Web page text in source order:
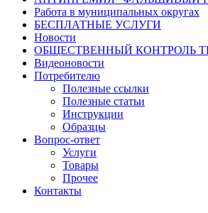
Работа в муниципальных округах
БЕСПЛАТНЫЕ УСЛУГИ
Новости
ОБЩЕСТВЕННЫЙ КОНТРОЛЬ
Видеоновости
Потребителю
Полезные ссылки
Полезные статьи
Инструкции
Образцы
Вопрос-ответ
Услуги
Товары
Прочее
Контакты